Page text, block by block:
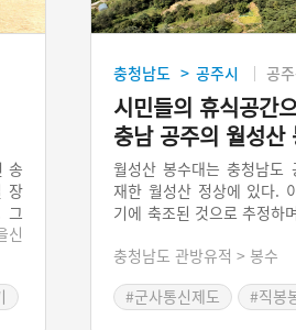
송
장
그
로
승
신
충청남도 > 공주시 공
시민들의 휴식공간
충남 공주의 월성산
월성산 봉수대는 충청남도
재한 월성산 정상에 있다.
기에 축조된 것으로 추정하
고등산 봉수대로 연결했던
성산 정상에는 복원된 봉수
대는 백제문화제 개막식에
충청남도 관방유적 > 봉수
#군사통신제도
#직봉